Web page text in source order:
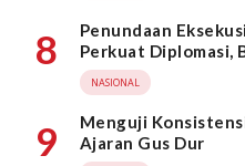
8
Penundaan
Perkuat Diplomasi,
NASIONAL
9
Menguji
Ajaran Gus Dur